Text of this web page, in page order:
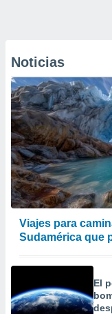
Noticias
Viajes para
Sudamérica que
El